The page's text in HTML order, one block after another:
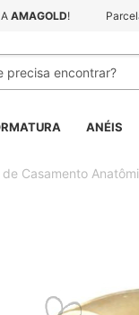
AMAGOLD!
ANÉIS
de Casamento